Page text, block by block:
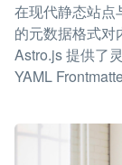
在现代静态站点
的元数据格式对
Astro.js 提供了
YAML